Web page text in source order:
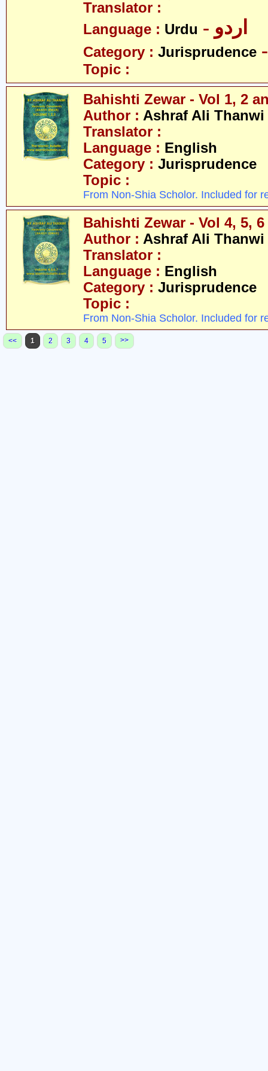
Translator :
Language : Urdu - اردو
Category : Jurisprudence
Topic :
Bahishti Zewar - Vol 1, 2
Author : Ashraf Ali Thanwi
Translator :
Language : English
Category : Jurisprudence
Topic :
From Non-Shia Scholor. Included for
Bahishti Zewar - Vol 4, 5,
Author : Ashraf Ali Thanwi
Translator :
Language : English
Category : Jurisprudence
Topic :
From Non-Shia Scholor. Included for
<< 1 2 3 4 5 >>